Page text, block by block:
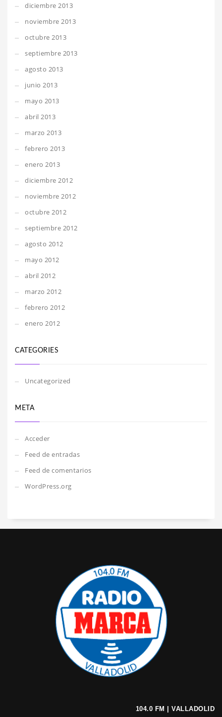
diciembre 2013
noviembre 2013
octubre 2013
septiembre 2013
agosto 2013
junio 2013
mayo 2013
abril 2013
marzo 2013
febrero 2013
enero 2013
diciembre 2012
noviembre 2012
octubre 2012
septiembre 2012
agosto 2012
mayo 2012
abril 2012
marzo 2012
febrero 2012
enero 2012
CATEGORIES
Uncategorized
META
Acceder
Feed de entradas
Feed de comentarios
WordPress.org
104.0 FM | VALLADOLID